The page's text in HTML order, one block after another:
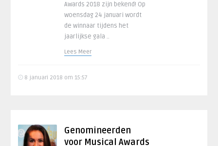
Awards 2018 zijn bekend! Op
woensdag 24 januari wordt
de winnaar tijdens het
jaarlijkse gala ..
Lees Meer
8 januari 2018 om 15:57
Genomineerden
voor Musical Awards